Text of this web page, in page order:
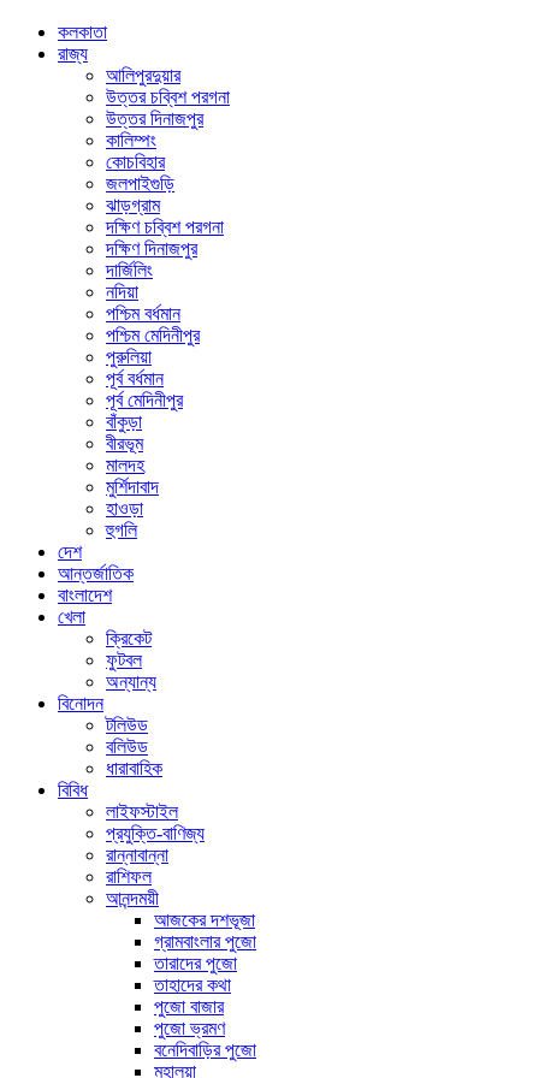
কলকাতা
রাজ্য
আলিপুরদুয়ার
উত্তর চব্বিশ পরগনা
উত্তর দিনাজপুর
কালিম্পং
কোচবিহার
জলপাইগুড়ি
ঝাড়গ্রাম
দক্ষিণ চব্বিশ পরগনা
দক্ষিণ দিনাজপুর
দার্জিলিং
নদিয়া
পশ্চিম বর্ধমান
পশ্চিম মেদিনীপুর
পুরুলিয়া
পূর্ব বর্ধমান
পূর্ব মেদিনীপুর
বাঁকুড়া
বীরভূম
মালদহ
মুর্শিদাবাদ
হাওড়া
হুগলি
দেশ
আন্তর্জাতিক
বাংলাদেশ
খেলা
ক্রিকেট
ফুটবল
অন্যান্য
বিনোদন
টলিউড
বলিউড
ধারাবাহিক
বিবিধ
লাইফস্টাইল
প্রযুক্তি-বাণিজ্য
রান্নাবান্না
রাশিফল
আনন্দময়ী
আজকের দশভূজা
গ্রামবাংলার পুজো
তারাদের পুজো
তাহাদের কথা
পুজো বাজার
পুজো ভ্রমণ
বনেদিবাড়ির পুজো
মহালয়া